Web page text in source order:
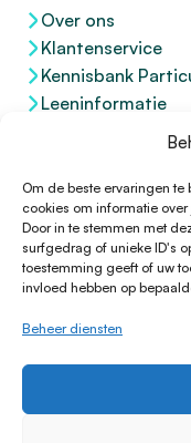
Om de beste ervaringen
cookies om informatie
Door in te stemmen met
surfgedrag of unieke ID's
toestemming geeft of uw
invloed hebben op
Beheer diensten
Over ons
Klantenservice
Kennisbank
Leeninformatie
© 1996 - 2026
Privacy Policy
HTML Sitemap